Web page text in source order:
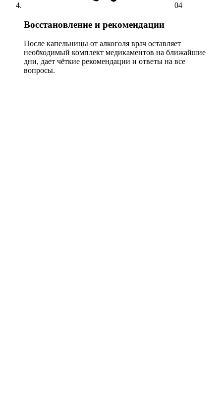
04
Восстановление и рекомендации
После капельницы от алкоголя врач оставляет
необходимый комплект медикаментов на ближайшие
дни, дает чёткие рекомендации и ответы на все
вопросы.